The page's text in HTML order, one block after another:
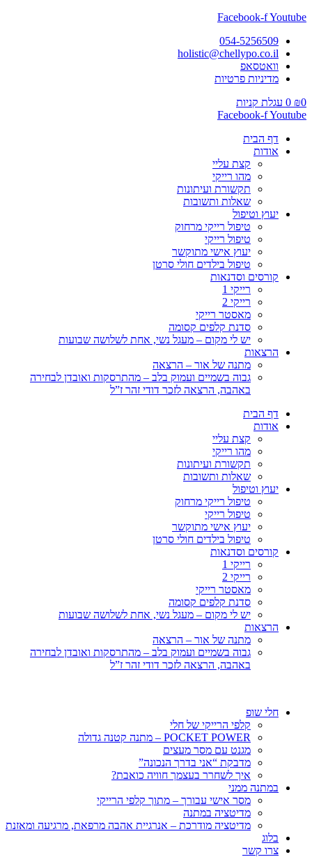
Facebook-fYoutube
054-5256509
holistic@chellypo.co.il
וואטסאפ
מדיניות פרטיות
₪0
0 עגלת קניות
Facebook-fYoutube
דף הבית
אודות
קצת עליי
מהו רייקי
תקשורת ועיתונות
שאלות ותשובות
יעוץ וטיפול
טיפול רייקי מרחוק
טיפול רייקי
יעוץ אישי מתוקשר
טיפול בילדים חולי סרטן
קורסים וסדנאות
רייקי 1
רייקי 2
מאסטר רייקי
סדנת קלפים קסומה
יש לי מקום – מעגל נשי, אחת לשלושה שבועות
הרצאות
מתנה של אור – הרצאה
גבוה בשמיים ועמוק בלב – מהתרסקות ואובדן לבחירה
באהבה, הרצאה לזכר דודי זהר ז”ל
דף הבית
אודות
קצת עליי
מהו רייקי
תקשורת ועיתונות
שאלות ותשובות
יעוץ וטיפול
טיפול רייקי מרחוק
טיפול רייקי
יעוץ אישי מתוקשר
טיפול בילדים חולי סרטן
קורסים וסדנאות
רייקי 1
רייקי 2
מאסטר רייקי
סדנת קלפים קסומה
יש לי מקום – מעגל נשי, אחת לשלושה שבועות
הרצאות
מתנה של אור – הרצאה
גבוה בשמיים ועמוק בלב – מהתרסקות ואובדן לבחירה
באהבה, הרצאה לזכר דודי זהר ז”ל
חלי שופ
קלפי הרייקי של חלי
POCKET POWER – מתנה קטנה גדולה
מגנט עם מסר מעצים
מדבקת “אני בדרך הנכונה”
איך לשחרר בעצמך חוויה כואבת?
במתנה ממני
מסר אישי עבורך – מתוך קלפי הרייקי
מדיטציה במתנה
מדיטציה מודרכת – אנרגיית אהבה מרפאת, מרגיעה ומאזנת
בלוג
צרו קשר